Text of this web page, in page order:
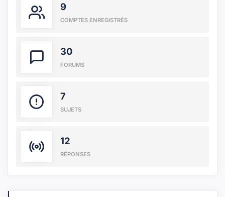
9
COMPTES ENREGISTRÉS
30
FORUMS
7
SUJETS
12
RÉPONSES